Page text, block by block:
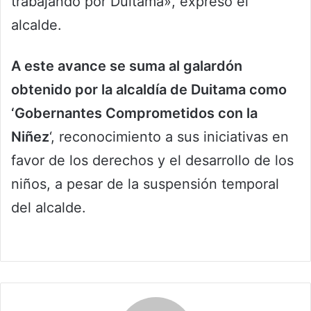
alcalde.
A este avance se suma al galardón
obtenido por la alcaldía de Duitama como
‘Gobernantes Comprometidos con la
Niñez‘, reconocimiento a sus iniciativas en
favor de los derechos y el desarrollo de los
niños, a pesar de la suspensión temporal
del alcalde.